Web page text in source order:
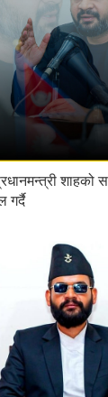
प्रधानमन्त्री
गर्दै